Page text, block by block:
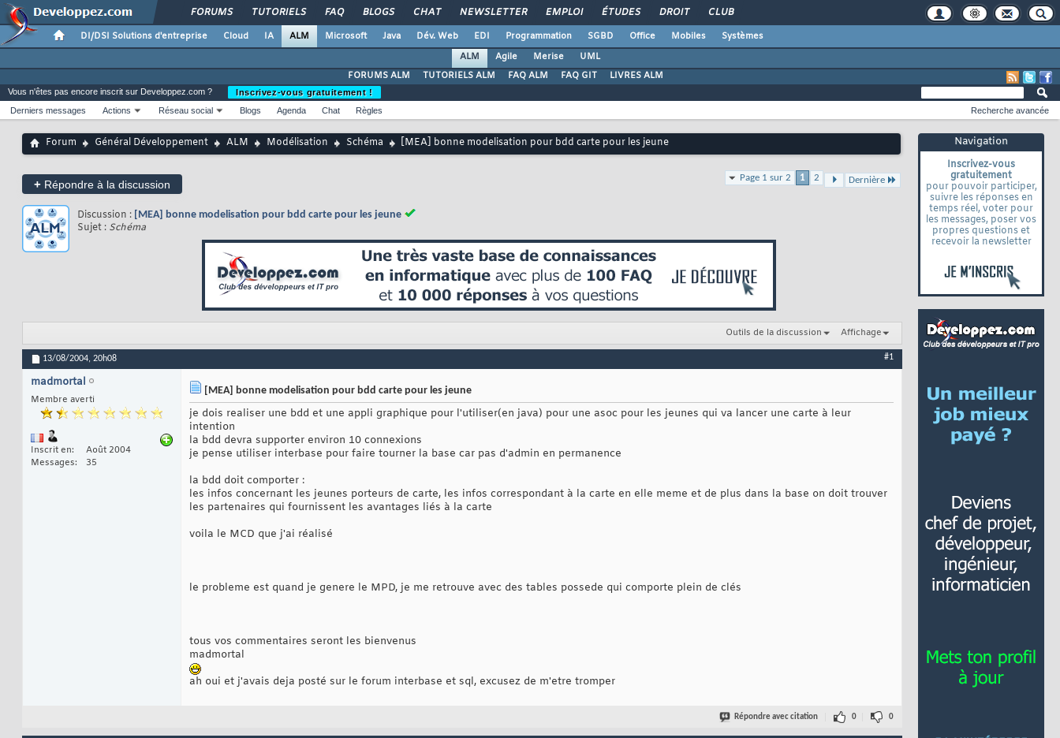
FORUMS TUTORIELS FAQ BLOGS CHAT NEWSLETTER EMPLOI ÉTUDES DROIT CLUB
DI/DSI Solutions d'entreprise Cloud IA ALM Microsoft Java Dév. Web EDI Programmation SGBD Office Mobiles
Systèmes
ALM
Agile Merise
UML
FORUMS ALM
TUTORIELS ALM FAQ ALM FAQ GIT LIVRES ALM
Navigation
Inscrivez-vous
gratuitement
pour pouvoir participer,
suivre les réponses en
temps réel, voter pour
les messages, poser vos
propres questions et
recevoir la newsletter
Vous n'êtes pas encore inscrit sur Developpez.com ?
Inscrivez-vous gratuitement !
Derniers messages
Actions Réseau social Blogs Agenda Chat Règles Recherche avancée
Forum Général Développement ALM Modélisation Schéma [MEA] bonne modelisation pour bdd carte pour les jeune
+ Répondre à la discussion
Page 1 sur 2 1 2 Dernière
Discussion : [MEA] bonne modelisation pour bdd carte pour les jeune
Sujet : Schéma
Outils de la discussion Affichage
13/08/2004, 20h08 #1
madmortal
Membre averti
Inscrit en
Août 2004
Messages
35
[MEA] bonne modelisation pour bdd carte pour les jeune
je dois realiser une bdd et une appli graphique pour l'utiliser(en java) pour une asoc pour les jeunes qui va lancer une carte à leur
intention
la bdd devra supporter environ 10 connexions
je pense utiliser interbase pour faire tourner la base car pas d'admin en permanence
la bdd doit comporter :
les infos concernant les jeunes porteurs de carte, les infos correspondant à la carte en elle meme et de plus dans la base on doit trouver
les partenaires qui fournissent les avantages liés à la carte
voila le MCD que j'ai réalisé
le probleme est quand je genere le MPD, je me retrouve avec des tables possede qui comporte plein de clés
tous vos commentaires seront les bienvenus
madmortal
ah oui et j'avais deja posté sur le forum interbase et sql, excusez de m'etre tromper
Répondre avec citation 0 0